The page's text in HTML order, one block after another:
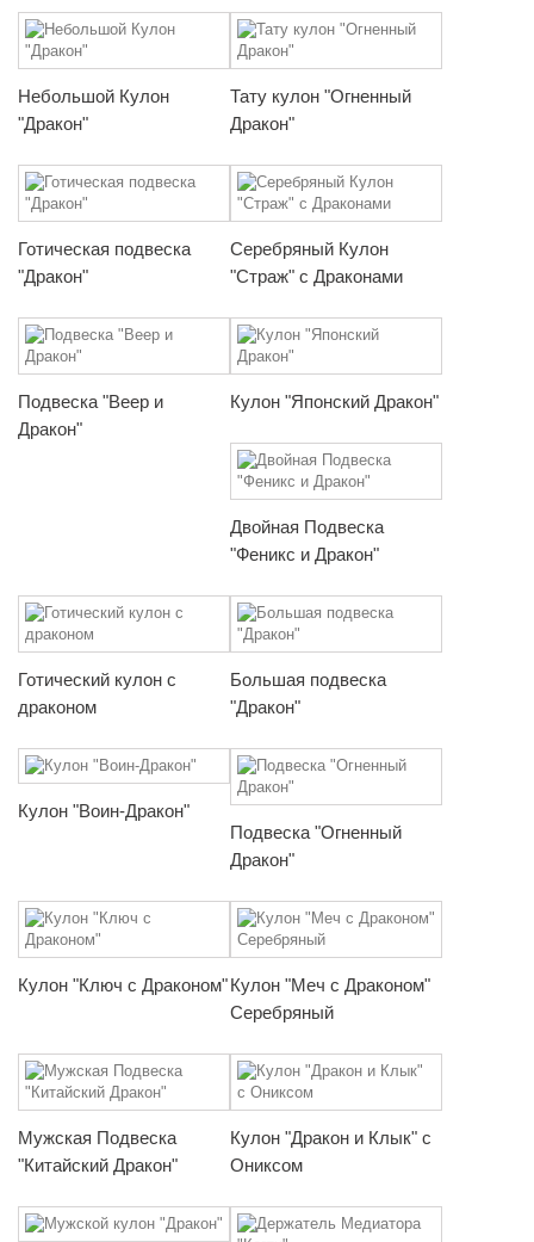
Небольшой Кулон
"Дракон"
Тату кулон "Огненный
Дракон"
Готическая подвеска
"Дракон"
Серебряный Кулон
"Страж" с Драконами
Подвеска "Веер и
Дракон"
Кулон "Японский Дракон"
Двойная Подвеска
"Феникс и Дракон"
Готический кулон с
драконом
Большая подвеска
"Дракон"
Кулон "Воин-Дракон"
Подвеска "Огненный
Дракон"
Кулон "Ключ с Драконом"Кулон "Меч с Драконом"
Серебряный
Мужская Подвеска
"Китайский Дракон"
Кулон "Дракон и Клык" с
Ониксом